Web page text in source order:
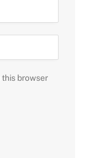
this browser